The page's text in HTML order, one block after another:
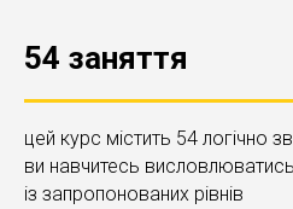
54 заняття
цей курс містить 54 логічно
ви навчитесь
із запропонованих рівнів